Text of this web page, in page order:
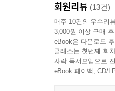
정을 거친 아이들
〈그램그램 영문
이가 그램우즈라
영문법 학습 내용
회원리뷰 (13건)
매주 10건의 우수리
3,000원 이상 구매
eBook은 다운로드
클래스는 첫번째 회
사락 독서모임으로
eBook 페이백, CD/